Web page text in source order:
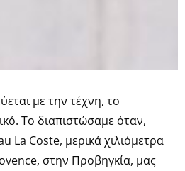
με την τέχνη, το
Το διαπιστώσαμε όταν,
La Coste, μερικά χιλιόμετρα
στην Προβηγκία, μας